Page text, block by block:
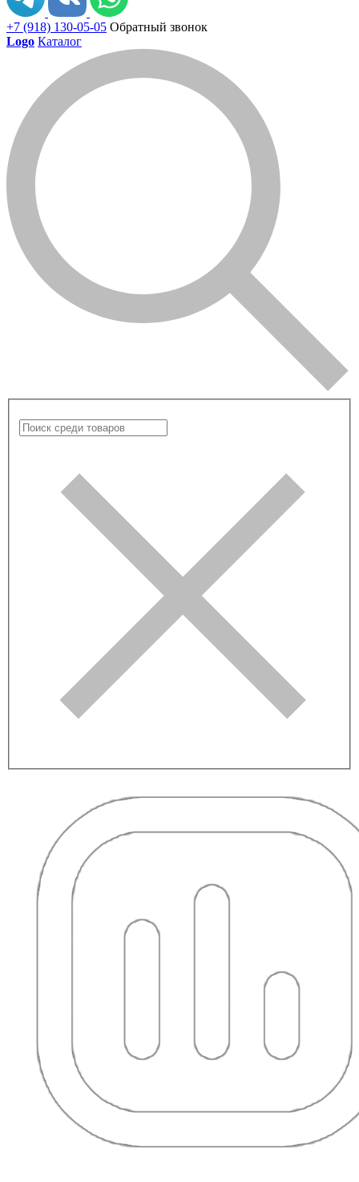
+7 (918) 130-05-05 Обратный звонок
Logo Каталог